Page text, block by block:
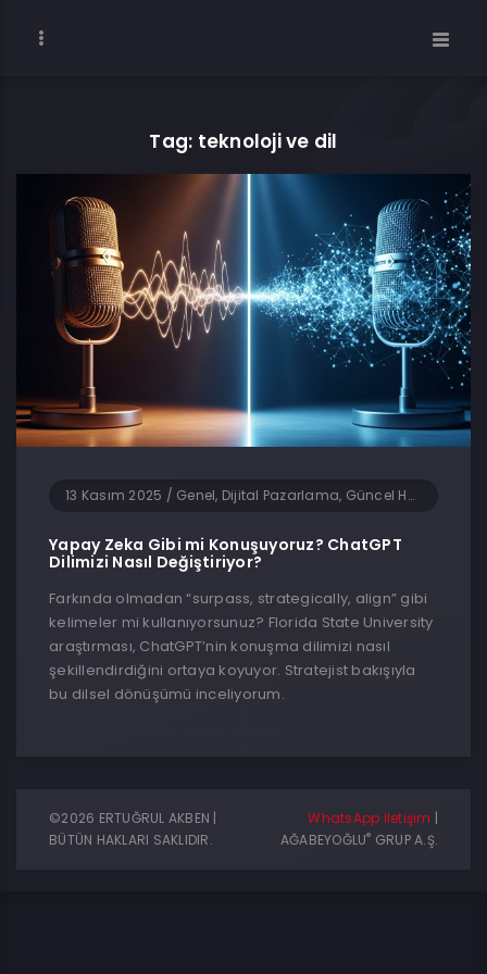
Tag: teknoloji ve dil
13 Kasım 2025 / Genel, Dijital Pazarlama, Güncel Haberler, Sosyal Medya, Teknoloji, Yapay Zeka
Yapay Zeka Gibi mi Konuşuyoruz? ChatGPT
Dilimizi Nasıl Değiştiriyor?
Farkında olmadan “surpass, strategically, align” gibi
kelimeler mi kullanıyorsunuz? Florida State University
araştırması, ChatGPT’nin konuşma dilimizi nasıl
şekillendirdiğini ortaya koyuyor. Stratejist bakışıyla
bu dilsel dönüşümü inceliyorum.
©2026 ERTUĞRUL AKBEN |
BÜTÜN HAKLARI SAKLIDIR.
WhatsApp İletişim |
AĞABEYOĞLU® GRUP A.Ş.